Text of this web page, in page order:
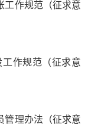
工作规范（征求意
工作规范（征求意
管理办法（征求意